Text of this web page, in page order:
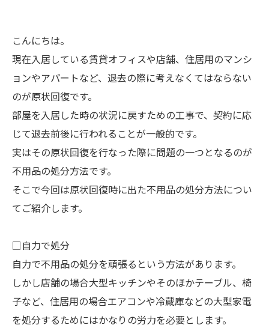
こんにちは。
現在入居している賃貸オフィスや店舗、住居用のマンシ
ョンやアパートなど、退去の際に考えなくてはならない
のが原状回復です。
部屋を入居した時の状況に戻すための工事で、契約に応
じて退去前後に行われることが一般的です。
実はその原状回復を行なった際に問題の一つとなるのが
不用品の処分方法です。
そこで今回は原状回復時に出た不用品の処分方法につい
てご紹介します。
□自力で処分
自力で不用品の処分を頑張るという方法があります。
しかし店舗の場合大型キッチンやそのほかテーブル、椅
子など、住居用の場合エアコンや冷蔵庫などの大型家電
を処分するためにはかなりの労力を必要とします。